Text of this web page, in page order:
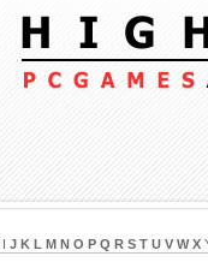
I J K L M N O P Q R S T U V W X